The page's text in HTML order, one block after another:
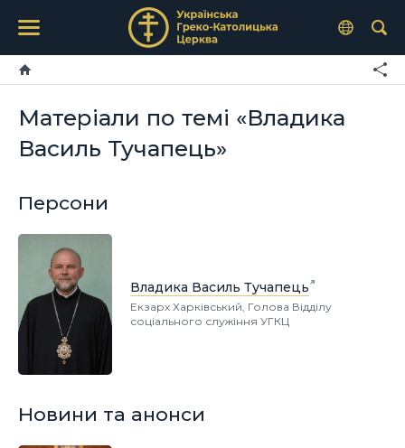
Матеріали по темі «Владика
Василь Тучапець»
Персони
Владика Василь Тучапець
Екзарх Харківський, Голова Відділу
соціального служіння УГКЦ
Новини та анонси